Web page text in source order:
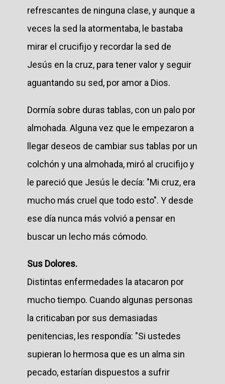
refrescantes de ninguna clase, y aunque a
veces la sed la atormentaba, le bastaba
mirar el crucifijo y recordar la sed de
Jesús en la cruz, para tener valor y seguir
aguantando su sed, por amor a Dios.
Dormía sobre duras tablas, con un palo por
almohada. Alguna vez que le empezaron a
llegar deseos de cambiar sus tablas por un
colchón y una almohada, miró al crucifijo y
le pareció que Jesús le decía: "Mi cruz, era
mucho más cruel que todo esto". Y desde
ese día nunca más volvió a pensar en
buscar un lecho más cómodo.
Sus Dolores.
Distintas enfermedades la atacaron por
mucho tiempo. Cuando algunas personas
la criticaban por sus demasiadas
penitencias, les respondía: "Si ustedes
supieran lo hermosa que es un alma sin
pecado, estarían dispuestos a sufrir